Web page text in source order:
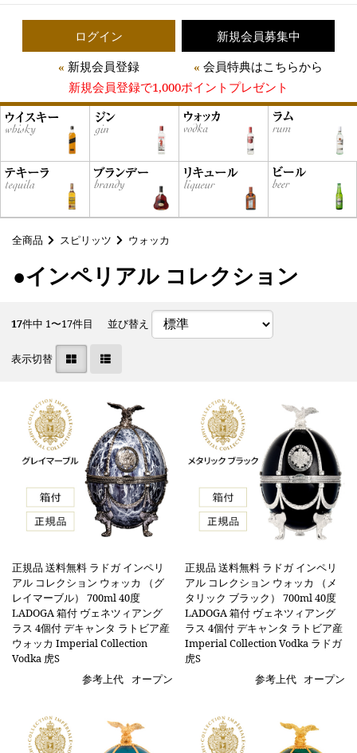
ログイン
新規会員登録
新規会員募集中
会員特典はこちらから
新規会員登録で1,000ポイントプレゼント
全商品 スピリッツ ウォッカ
●インペリアル コレクション
17件中 1〜17件目 並び替え
表示切替
正規品 送料無料 ラドガ インペリ
アル コレクション ウォッカ （グ
レイマーブル） 700ml 40度
LADOGA 箱付 ヴェネツィアング
ラス 4個付 デキャンタ ラトビア産
ウォッカ Imperial Collection
Vodka 虎S
参考上代
オープン
正規品 送料無料 ラドガ インペリ
アル コレクション ウォッカ （メ
タリック ブラック） 700ml 40度
LADOGA 箱付 ヴェネツィアング
ラス 4個付 デキャンタ ラトビア産
Imperial Collection Vodka ラドガ
虎S
参考上代 オープン